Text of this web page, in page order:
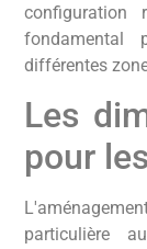
configuration
fondamental
différentes
Les
pour
particulière